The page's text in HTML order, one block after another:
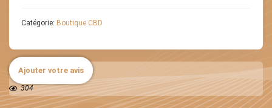
Catégorie: Boutique CBD
Ajouter votre avis
304